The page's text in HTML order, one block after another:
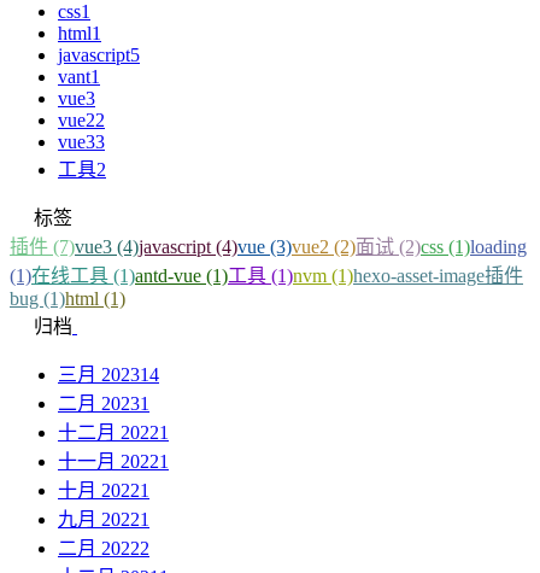
css1
html1
javascript5
vant1
vue3
vue22
vue33
工具2
标签
插件 (7)vue3 (4)javascript (4)vue (3)vue2 (2)面试 (2)css (1)loading
(1)在线工具 (1)antd-vue (1)工具 (1)nvm (1)hexo-asset-image插件
bug (1)html (1)
归档
三月 202314
二月 20231
十二月 20221
十一月 20221
十月 20221
九月 20221
二月 20222